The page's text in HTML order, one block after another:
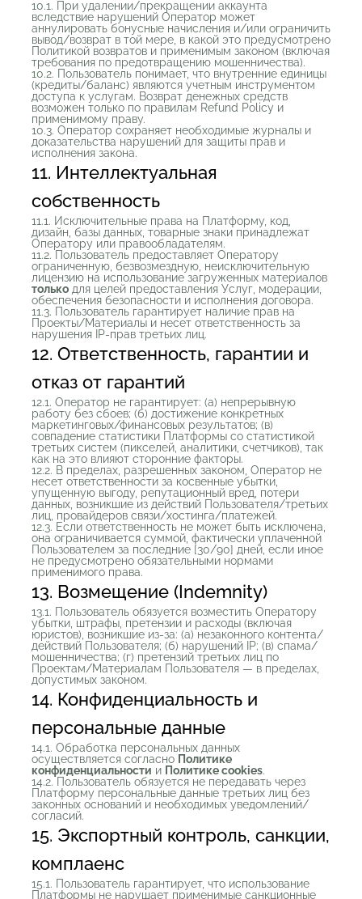
10.1. При удалении/прекращении аккаунта
вследствие нарушений Оператор может
аннулировать бонусные начисления и/или ограничить
вывод/возврат в той мере, в какой это предусмотрено
Политикой возвратов и применимым законом (включая
требования по предотвращению мошенничества).
10.2. Пользователь понимает, что внутренние единицы
(кредиты/баланс) являются учетным инструментом
доступа к услугам. Возврат денежных средств
возможен только по правилам Refund Policy и
применимому праву.
10.3. Оператор сохраняет необходимые журналы и
доказательства нарушений для защиты прав и
исполнения закона.
11. Интеллектуальная
собственность
11.1. Исключительные права на Платформу, код,
дизайн, базы данных, товарные знаки принадлежат
Оператору или правообладателям.
11.2. Пользователь предоставляет Оператору
ограниченную, безвозмездную, неисключительную
лицензию на использование загруженных материалов
только для целей предоставления Услуг, модерации,
обеспечения безопасности и исполнения договора.
11.3. Пользователь гарантирует наличие прав на
Проекты/Материалы и несет ответственность за
нарушения IP-прав третьих лиц.
12. Ответственность, гарантии и
отказ от гарантий
12.1. Оператор не гарантирует: (а) непрерывную
работу без сбоев; (б) достижение конкретных
маркетинговых/финансовых результатов; (в)
совпадение статистики Платформы со статистикой
третьих систем (пикселей, аналитики, счетчиков), так
как на это влияют сторонние факторы.
12.2. В пределах, разрешенных законом, Оператор не
несет ответственности за косвенные убытки,
упущенную выгоду, репутационный вред, потери
данных, возникшие из действий Пользователя/третьих
лиц, провайдеров связи/хостинга/платежей.
12.3. Если ответственность не может быть исключена,
она ограничивается суммой, фактически уплаченной
Пользователем за последние [30/90] дней, если иное
не предусмотрено обязательными нормами
применимого права.
13. Возмещение (Indemnity)
13.1. Пользователь обязуется возместить Оператору
убытки, штрафы, претензии и расходы (включая
юристов), возникшие из-за: (а) незаконного контента/
действий Пользователя; (б) нарушений IP; (в) спама/
мошенничества; (г) претензий третьих лиц по
Проектам/Материалам Пользователя — в пределах,
допустимых законом.
14. Конфиденциальность и
персональные данные
14.1. Обработка персональных данных
осуществляется согласно Политике
конфиденциальности и Политике cookies.
14.2. Пользователь обязуется не передавать через
Платформу персональные данные третьих лиц без
законных оснований и необходимых уведомлений/
согласий.
15. Экспортный контроль, санкции,
комплаенс
15.1. Пользователь гарантирует, что использование
Платформы не нарушает применимые санкционные